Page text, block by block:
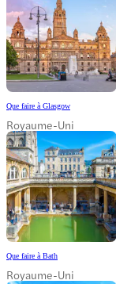
Que faire à Glasgow
Royaume-Uni
Que faire à Bath
Royaume-Uni